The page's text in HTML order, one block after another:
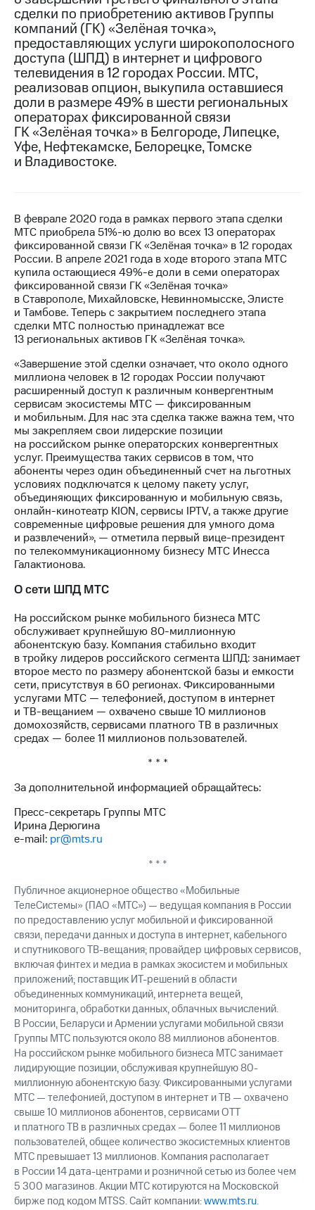
МТС
о технологиях
Достижения
Интервью
Финансовая
отчетность
Контакты
и акционерам
Корпоративное
управление
Корпоративный
секретарь
Раскрытие
информации
Информация
акционерам
Документы
ПАО
"МТС"
Собрания
акционеров
Личный
кабинет
акционера
Акционерный
капитал
Контроль
и
аудит
Рынок
акций
Описание
Программа
приобретения
Порядок
выкупа
акций
Дивиденды
Рынок
облигаций
Описание
Еврооблигации-2023
Уведомление
облигаций
Регистратор
Реквизиты
На главную
сделки по приобретению активов Группы
компаний (ГК) «Зелёная точка»,
предоставляющих услуги широкополосного
доступа (ШПД) в интернет и цифрового
телевидения в 12 городах России. МТС,
реализовав опцион, выкупила оставшиеся
доли в размере 49% в шести региональных
операторах фиксированной связи
ГК «Зелёная точка» в Белгороде, Липецке,
Уфе, Нефтекамске, Белорецке, Томске
и Владивостоке.
В феврале 2020 года в рамках первого этапа сделки
МТС приобрела 51%-ю долю во всех 13 операторах
фиксированной связи ГК «Зелёная точка» в 12 городах
России. В апреле 2021 года в ходе второго этапа МТС
купила остающиеся 49%-е доли в семи операторах
фиксированной связи ГК «Зелёная точка»
в Ставрополе, Михайловске, Невинномысске, Элисте
и Тамбове. Теперь с закрытием последнего этапа
сделки МТС полностью принадлежат все
13 региональных активов ГК «Зелёная точка».
«Завершение этой сделки означает, что около одного
миллиона человек в 12 городах России получают
расширенный доступ к различным конвергентным
сервисам экосистемы МТС — фиксированным
и мобильным. Для нас эта сделка также важна тем, что
мы закрепляем свои лидерские позиции
на российском рынке операторских конвергентных
услуг. Преимущества таких сервисов в том, что
абоненты через один объединенный счет на льготных
условиях подключатся к целому пакету услуг,
объединяющих фиксированную и мобильную связь,
онлайн-кинотеатр KION, сервисы IPTV, а также другие
современные цифровые решения для умного дома
и развлечений», — отметила первый вице-президент
по телекоммуникационному бизнесу МТС Инесса
Галактионова.
О сети ШПД МТС
На российском рынке мобильного бизнеса МТС
обслуживает крупнейшую 80-миллионную
абонентскую базу. Компания стабильно входит
в тройку лидеров российского сегмента ШПД: занимает
второе место по размеру абонентской базы и емкости
сети, присутствуя в 60 регионах. Фиксированными
услугами МТС — телефонией, доступом в интернет
и ТВ-вещанием — охвачено свыше 10 миллионов
домохозяйств, сервисами платного ТВ в различных
средах — более 11 миллионов пользователей.
* * *
За дополнительной информацией обращайтесь:
Пресс-секретарь Группы МТС
Ирина Дерюгина
e-mail: pr@mts.ru
* * *
Публичное акционерное общество «Мобильные
ТелеСистемы» (ПАО «МТС») — ведущая компания в России
по предоставлению услуг мобильной и фиксированной
связи, передачи данных и доступа в интернет, кабельного
и спутникового ТВ-вещания; провайдер цифровых сервисов,
включая финтех и медиа в рамках экосистем и мобильных
приложений; поставщик ИТ-решений в области
объединенных коммуникаций, интернета вещей,
мониторинга, обработки данных, облачных вычислений.
В России, Беларуси и Армении услугами мобильной связи
Группы МТС пользуются около 88 миллионов абонентов.
На российском рынке мобильного бизнеса МТС занимает
лидирующие позиции, обслуживая крупнейшую 80-
миллионную абонентскую базу. Фиксированными услугами
МТС — телефонией, доступом в интернет и ТВ — охвачено
свыше 10 миллионов абонентов, сервисами OTT
и платного ТВ в различных средах — более 11 миллионов
пользователей, общее количество экосистемных клиентов
МТС превышает 13 миллионов. Компания располагает
в России 14 дата-центрами и розничной сетью из более чем
5 300 магазинов. Акции МТС котируются на Московской
бирже под кодом MTSS. Сайт компании:www.mts.ru.